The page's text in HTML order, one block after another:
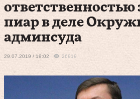
ответственностью
пиар в деле
админсуда
29.07.2019 / 19:02 26919